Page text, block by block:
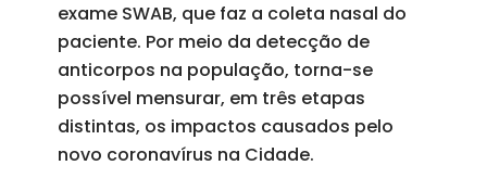
exame SWAB, que faz a coleta nasal do
paciente. Por meio da detecção de
anticorpos na população, torna-se
possível mensurar, em três etapas
distintas, os impactos causados pelo
novo coronavírus na Cidade.